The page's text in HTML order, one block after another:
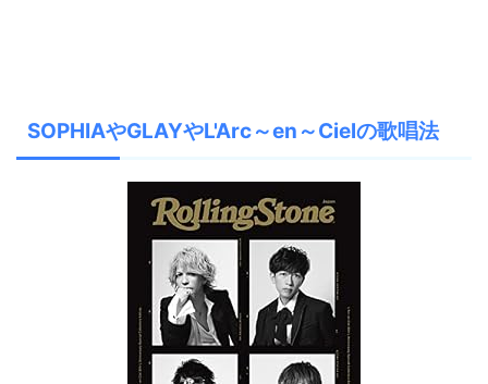
SOPHIAやGLAYやL'Arc～en～Cielの歌唱法